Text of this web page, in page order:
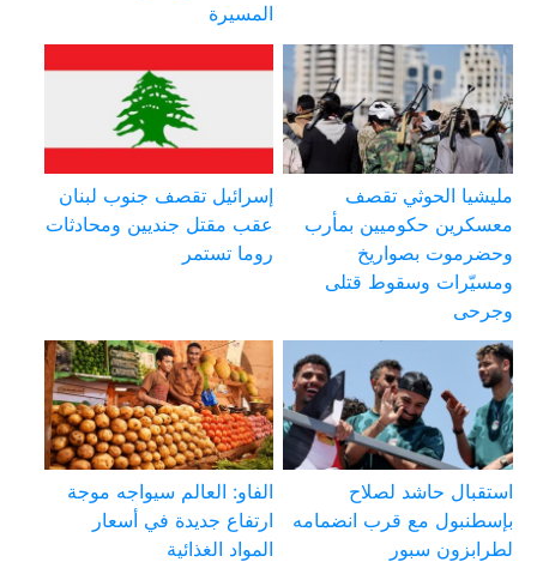
المسيرة
مليشيا الحوثي تقصف
معسكرين حكوميين بمأرب
وحضرموت بصواريخ
ومسيّرات وسقوط قتلى
وجرحى
إسرائيل تقصف جنوب لبنان
عقب مقتل جنديين ومحادثات
روما تستمر
استقبال حاشد لصلاح
بإسطنبول مع قرب انضمامه
لطرابزون سبور
الفاو: العالم سيواجه موجة
ارتفاع جديدة في أسعار
المواد الغذائية